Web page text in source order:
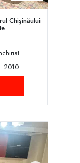
Chișinăului
2010